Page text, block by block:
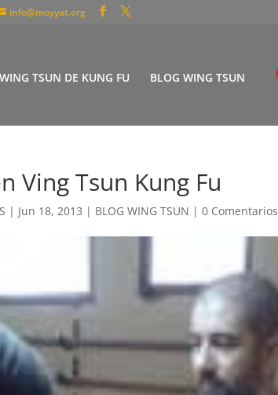
info@moyyat.org
TSUN DE KUNG FU BLOG WING TSUN
Ving Tsun Kung Fu
| Jun 18, 2013 | BLOG WING TSUN |0 Comentarios